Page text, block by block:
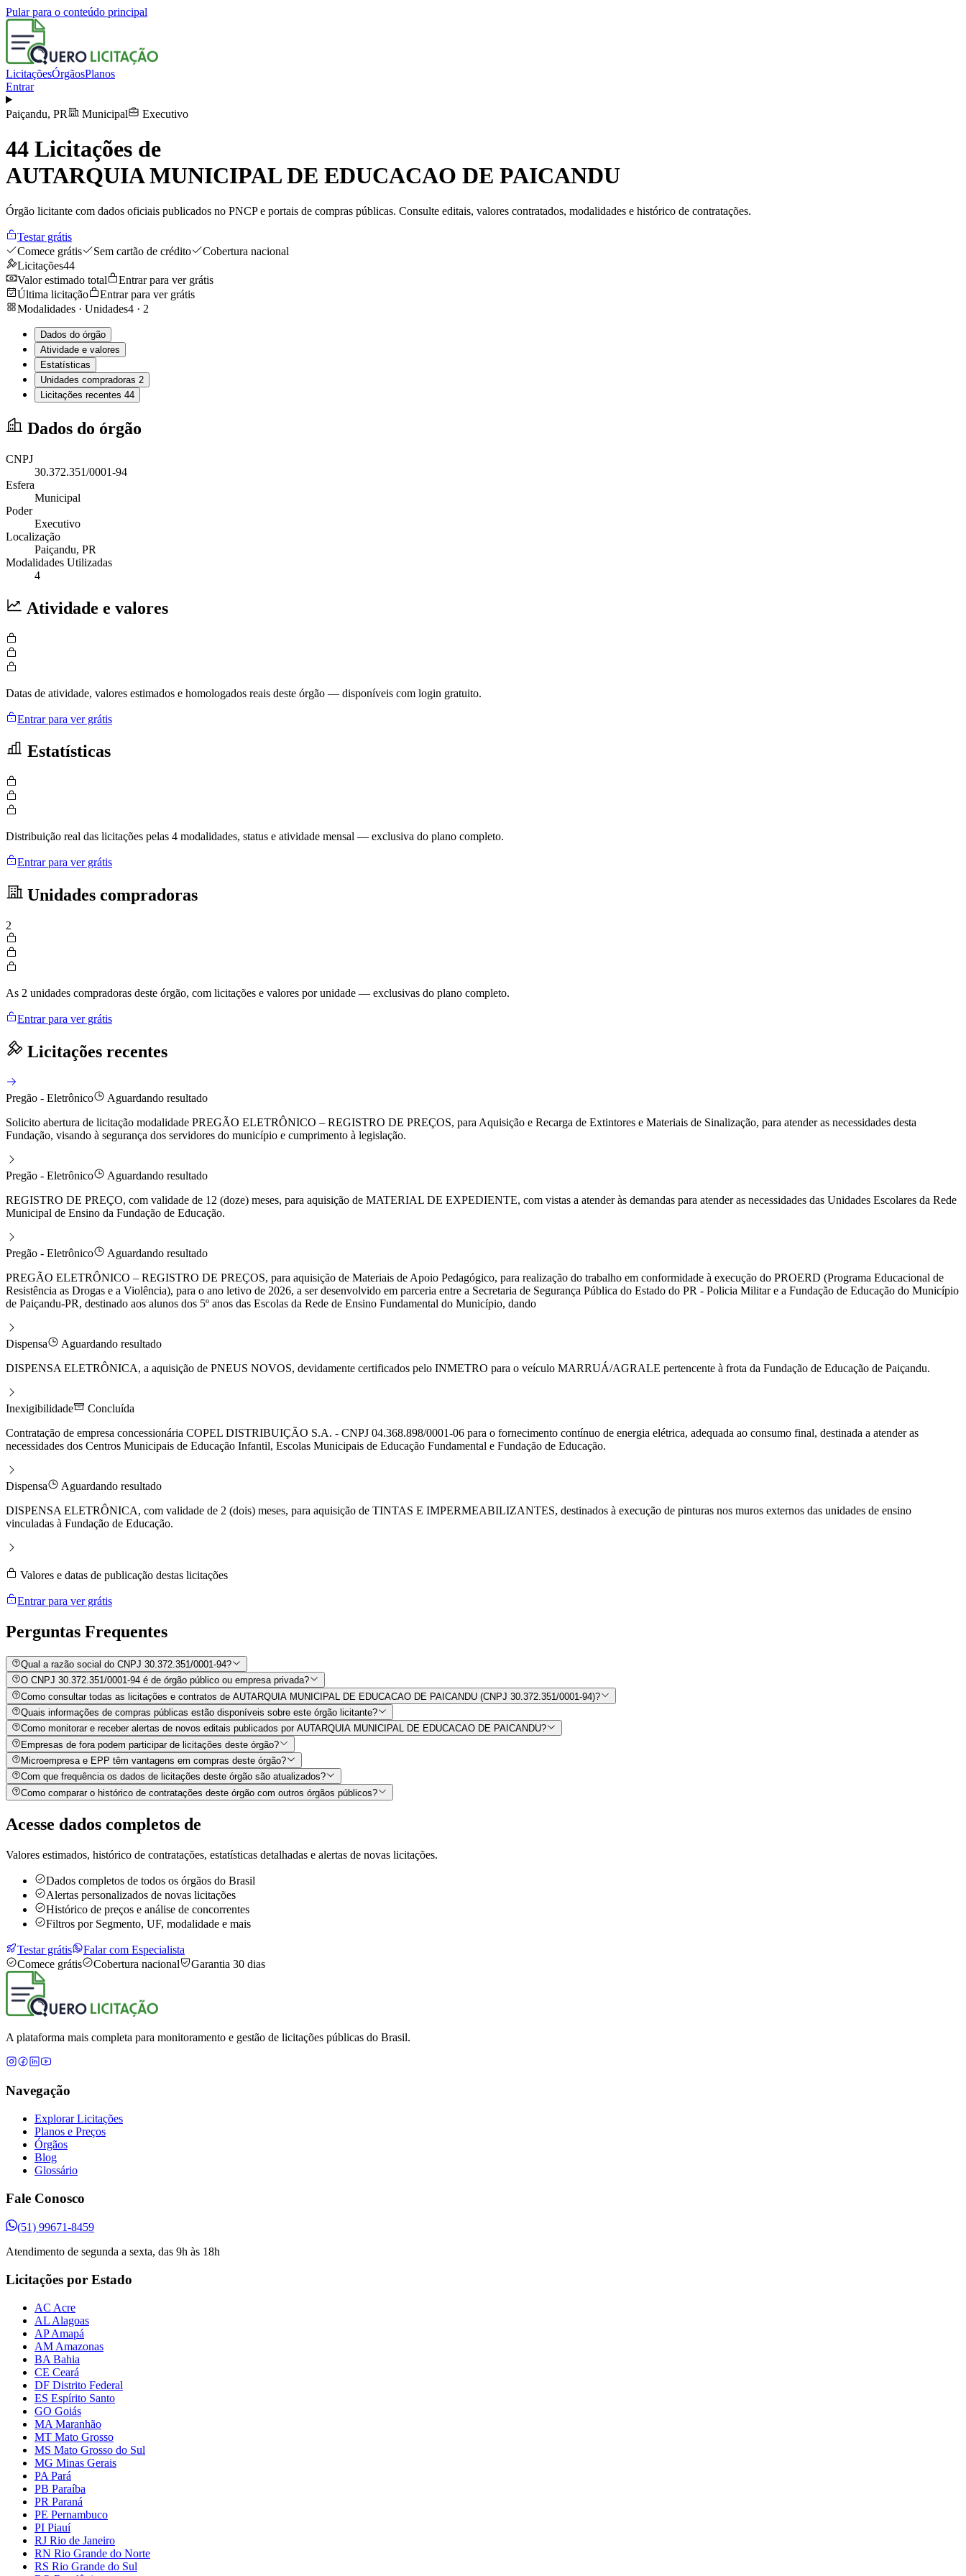
Pular para o conteúdo principal
LicitaçõesÓrgãosPlanos
Entrar
Paiçandu, PR Municipal Executivo
44 Licitações de
AUTARQUIA MUNICIPAL DE EDUCACAO DE PAICANDU
Órgão licitante com dados oficiais publicados no PNCP e portais de compras públicas. Consulte editais, valores contratados, modalidades e histórico de contratações.
Testar grátis
Comece grátis
Sem cartão de crédito
Cobertura nacional
Licitações44
Valor estimado total
Entrar para ver grátis
Última licitação
Entrar para ver grátis
Modalidades · Unidades4 · 2
Dados do órgão
Atividade e valores
Estatísticas
Unidades compradoras 2
Licitações recentes 44
Dados do órgão
CNPJ
30.372.351/0001-94
Esfera
Municipal
Poder
Executivo
Localização
Paiçandu, PR
Modalidades Utilizadas
4
Atividade e valores
Datas de atividade, valores estimados e homologados reais deste órgão — disponíveis com login gratuito.
Entrar para ver grátis
Estatísticas
Distribuição real das licitações pelas 4 modalidades, status e atividade mensal — exclusiva do plano completo.
Entrar para ver grátis
Unidades compradoras
2
As 2 unidades compradoras deste órgão, com licitações e valores por unidade — exclusivas do plano completo.
Entrar para ver grátis
Licitações recentes
Pregão - Eletrônico
Aguardando resultado
Solicito abertura de licitação modalidade PREGÃO ELETRÔNICO – REGISTRO DE PREÇOS, para Aquisição e Recarga de Extintores e Materiais de Sinalização, para atender as necessidades desta
Fundação, visando à segurança dos servidores do município e cumprimento à legislação.
Pregão - Eletrônico
Aguardando resultado
REGISTRO DE PREÇO, com validade de 12 (doze) meses, para aquisição de MATERIAL DE EXPEDIENTE, com vistas a atender às demandas para atender as necessidades das Unidades Escolares da Rede
Municipal de Ensino da Fundação de Educação.
Pregão - Eletrônico
Aguardando resultado
PREGÃO ELETRÔNICO – REGISTRO DE PREÇOS, para aquisição de Materiais de Apoio Pedagógico, para realização do trabalho em conformidade à execução do PROERD (Programa Educacional de
Resistência as Drogas e a Violência), para o ano letivo de 2026, a ser desenvolvido em parceria entre a Secretaria de Segurança Pública do Estado do PR - Policia Militar e a Fundação de Educação do Município
de Paiçandu-PR, destinado aos alunos dos 5º anos das Escolas da Rede de Ensino Fundamental do Município, dando
Dispensa
Aguardando resultado
DISPENSA ELETRÔNICA, a aquisição de PNEUS NOVOS, devidamente certificados pelo INMETRO para o veículo MARRUÁ/AGRALE pertencente à frota da Fundação de Educação de Paiçandu.
Inexigibilidade
Concluída
Contratação de empresa concessionária COPEL DISTRIBUIÇÃO S.A. - CNPJ 04.368.898/0001-06 para o fornecimento contínuo de energia elétrica, adequada ao consumo final, destinada a atender as
necessidades dos Centros Municipais de Educação Infantil, Escolas Municipais de Educação Fundamental e Fundação de Educação.
Dispensa
Aguardando resultado
DISPENSA ELETRÔNICA, com validade de 2 (dois) meses, para aquisição de TINTAS E IMPERMEABILIZANTES, destinados à execução de pinturas nos muros externos das unidades de ensino
vinculadas à Fundação de Educação.
Valores e datas de publicação destas licitações
Entrar para ver grátis
Perguntas Frequentes
Qual a razão social do CNPJ 30.372.351/0001-94?
O CNPJ 30.372.351/0001-94 é de órgão público ou empresa privada?
Como consultar todas as licitações e contratos de AUTARQUIA MUNICIPAL DE EDUCACAO DE PAICANDU (CNPJ 30.372.351/0001-94)?
Quais informações de compras públicas estão disponíveis sobre este órgão licitante?
Como monitorar e receber alertas de novos editais publicados por AUTARQUIA MUNICIPAL DE EDUCACAO DE PAICANDU?
Empresas de fora podem participar de licitações deste órgão?
Microempresa e EPP têm vantagens em compras deste órgão?
Com que frequência os dados de licitações deste órgão são atualizados?
Como comparar o histórico de contratações deste órgão com outros órgãos públicos?
Acesse dados completos de
Valores estimados, histórico de contratações, estatísticas detalhadas e alertas de novas licitações.
Dados completos de todos os órgãos do Brasil
Alertas personalizados de novas licitações
Histórico de preços e análise de concorrentes
Filtros por Segmento, UF, modalidade e mais
Testar grátis
Falar com Especialista
Comece grátis
Cobertura nacional Garantia 30 dias
A plataforma mais completa para monitoramento e gestão de licitações públicas do Brasil.
Navegação
Explorar Licitações
Planos e Preços
Órgãos
Blog
Glossário
Fale Conosco
(51) 99671-8459
Atendimento de segunda a sexta, das 9h às 18h
Licitações por Estado
AC Acre
AL Alagoas
AP Amapá
AM Amazonas
BA Bahia
CE Ceará
DF Distrito Federal
ES Espírito Santo
GO Goiás
MA Maranhão
MT Mato Grosso
MS Mato Grosso do Sul
MG Minas Gerais
PA Pará
PB Paraíba
PR Paraná
PE Pernambuco
PI Piauí
RJ Rio de Janeiro
RN Rio Grande do Norte
RS Rio Grande do Sul